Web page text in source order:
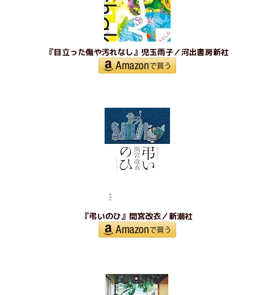
『目立った傷や汚れなし』児玉雨子／河出書房新社
『弔いのひ』間宮改衣／新潮社